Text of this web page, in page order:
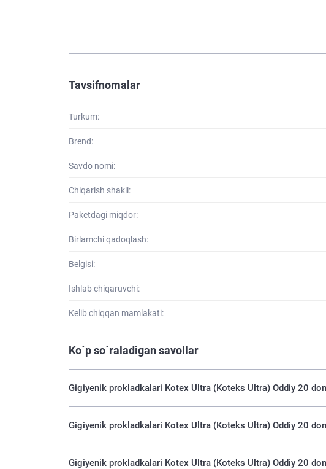
Tavsifnomalar
Turkum:
Brend:
Savdo nomi:
Chiqarish shakli:
Paketdagi miqdor:
Birlamchi qadoqlash:
Belgisi:
Ishlab chiqaruvchi:
Kelib chiqqan mamlakati:
Ko`p so`raladigan savollar
Gigiyenik prokladkalari Kotex Ultra (Koteks Ultra) Oddiy 20
Gigiyenik prokladkalari Kotex Ultra (Koteks Ultra) Oddiy 20
Gigiyenik prokladkalari Kotex Ultra (Koteks Ultra) Oddiy 20